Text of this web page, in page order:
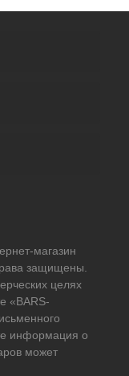
магазин
защищены.
целях
«BARS-
информация о
может